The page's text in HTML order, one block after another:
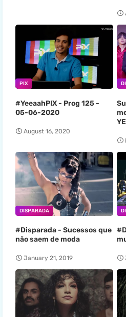
PIX
#YeeaahPIX - Prog 125 -
05-06-2020
August 16, 2020
DISPARADA
#Disparada - Sucessos que
não saem de moda
January 21, 2019